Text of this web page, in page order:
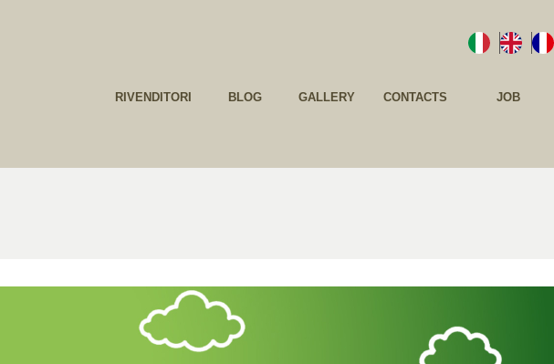
RIVENDITORI BLOG GALLERY CONTACTS JOB